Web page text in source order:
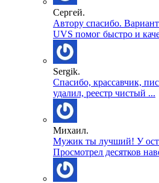
Сергей.
Автору спасибо.
UVS помог быстро и
Sergik.
Спасибо, крассавчик,
удалил, реестр чистый ...
Михаил.
Мужик ты лучший! У
Просмотрел десятков